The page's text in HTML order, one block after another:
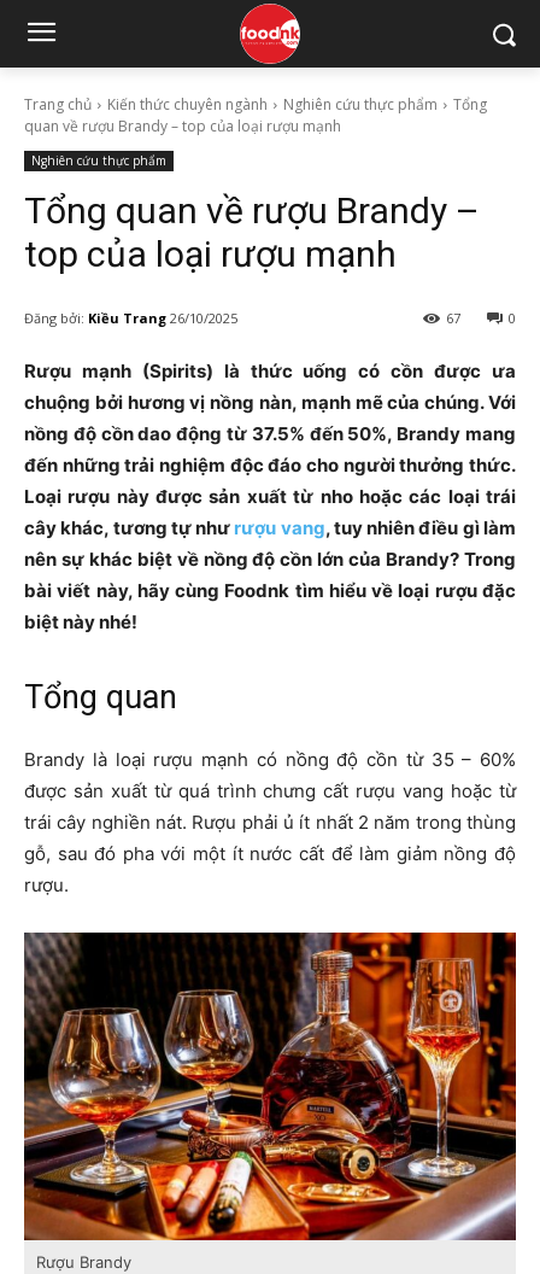
Trang chủ Kiến thức chuyên ngành Nghiên cứu thực phẩm
Tổng
quan về rượu Brandy – top của loại rượu mạnh
Nghiên cứu thực phẩm
Tổng quan về rượu Brandy –
top của loại rượu mạnh
Đăng bởi: Kiều Trang 26/10/2025 0
67
Rượu mạnh (Spirits) là thức uống có cồn được ưa
chuộng bởi hương vị nồng nàn, mạnh mẽ của chúng. Với
nồng độ cồn dao động từ 37.5% đến 50%, Brandy mang
đến những trải nghiệm độc đáo cho người thưởng thức.
Loại rượu này được sản xuất từ nho hoặc các loại trái
cây khác, tương tự như rượu vang, tuy nhiên điều gì làm
nên sự khác biệt về nồng độ cồn lớn của Brandy? Trong
bài viết này, hãy cùng Foodnk tìm hiểu về loại rượu đặc
biệt này nhé!
Tổng quan
Brandy là loại rượu mạnh có nồng độ cồn từ 35 – 60%
được sản xuất từ quá trình chưng cất rượu vang hoặc từ
trái cây nghiền nát. Rượu phải ủ ít nhất 2 năm trong thùng
gỗ, sau đó pha với một ít nước cất để làm giảm nồng độ
rượu.
Rượu Brandy